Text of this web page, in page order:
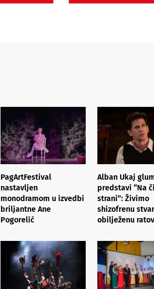
PagArtFestival
nastavljen
monodramom u izvedbi
briljantne Ane
Pogorelić
Alban Ukaj
predstavi “Na
strani”: Živimo
shizofrenu
obilježenu